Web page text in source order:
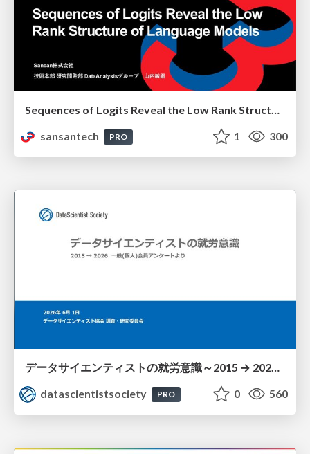
Sequences of Logits Reveal the Low Rank Structure of Language Models
sansantech
PRO 1 300
データサイエンティストの就労意識～2015 → 2026 一般(個人)会員アンケートより
datascientistsociety
PRO 0 560